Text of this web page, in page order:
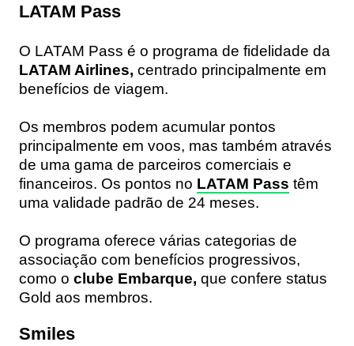
LATAM Pass
O LATAM Pass é o programa de fidelidade da
LATAM Airlines, centrado principalmente em
benefícios de viagem.
Os membros podem acumular pontos
principalmente em voos, mas também através
de uma gama de parceiros comerciais e
financeiros. Os pontos no LATAM Pass têm
uma validade padrão de 24 meses.
O programa oferece várias categorias de
associação com benefícios progressivos,
como o clube Embarque, que confere status
Gold aos membros.
Smiles